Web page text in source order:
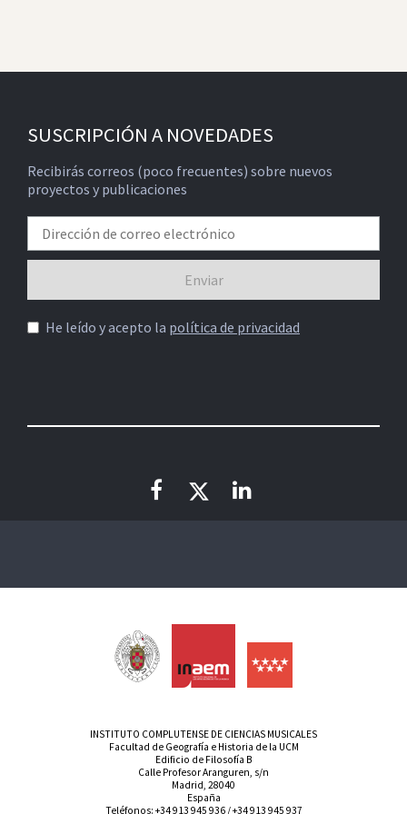
SUSCRIPCIÓN A NOVEDADES
Recibirás correos (poco frecuentes) sobre nuevos
proyectos y publicaciones
He leído y acepto la política de privacidad
INSTITUTO COMPLUTENSE DE CIENCIAS MUSICALES
Facultad de Geografía e Historia de la UCM
Edificio de Filosofía B
Calle Profesor Aranguren, s/n
Madrid, 28040
España
Teléfonos: +34 913 945 936/+34 913 945 937